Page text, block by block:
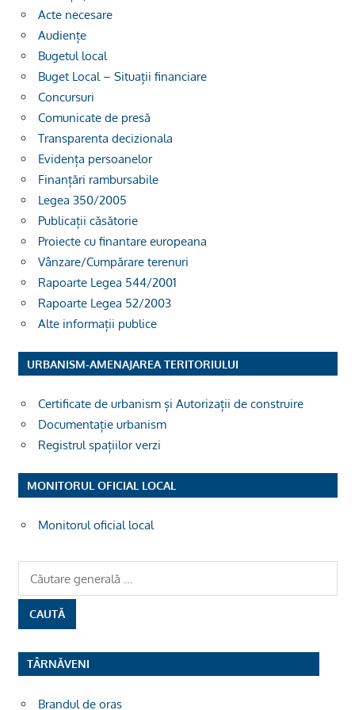
Acte necesare
Audiențe
Bugetul local
Buget Local – Situații financiare
Concursuri
Comunicate de presă
Transparenta decizionala
Evidența persoanelor
Finanțări rambursabile
Legea 350/2005
Publicații căsătorie
Proiecte cu finantare europeana
Vânzare/Cumpărare terenuri
Rapoarte Legea 544/2001
Rapoarte Legea 52/2003
Alte informații publice
URBANISM-AMENAJAREA TERITORIULUI
Certificate de urbanism și Autorizații de construire
Documentație urbanism
Registrul spațiilor verzi
MONITORUL OFICIAL LOCAL
Monitorul oficial local
TÂRNĂVENI
Brandul de oras